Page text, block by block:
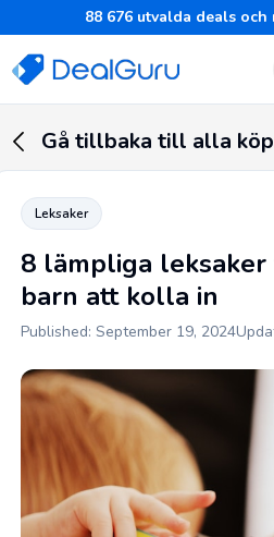
88 676 utvalda deals
Gå tillbaka till alla
Leksaker
8 lämpliga
barn att kolla in
Published: September 19, 2024